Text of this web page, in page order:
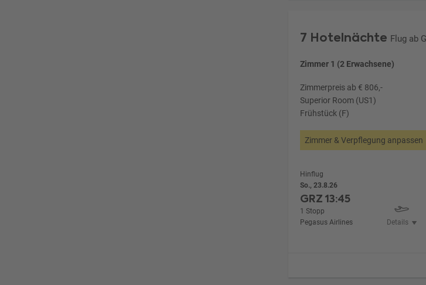
7 Hotelnächte Flug ab
Zimmer 1 (2 Erwachsene)
Zimmerpreis ab € 806,-
Superior Room (US1)
Frühstück (F)
Zimmer & Verpflegung anpassen
Hinflug
So., 23.8.26
GRZ13:45
1 Stopp
Pegasus Airlines
Details